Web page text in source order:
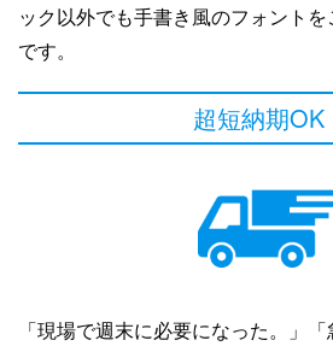
ック以外でも手書き風のフォント
です。
超短納期OK
「現場で週末に必要になった。」